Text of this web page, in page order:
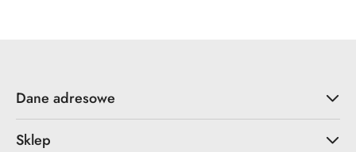
Dane adresowe
Sklep